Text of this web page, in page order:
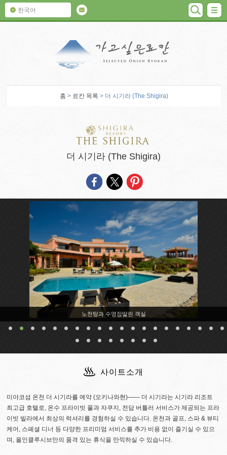
한국어 검색
홈 > 료칸 목록 > 더 시기라 (The Shigira)
더 시기라 (The Shigira)
노천탕과 수영장딸린 객실
사이트소개
미야코섬 온천 더 시기라를 예약 (오키나와현)―― 더 시기라는 시기라 리조트
최고급 호텔로, 온수 프라이빗 풀과 자쿠지, 전담 버틀러 서비스가 제공되는 프라
이빗 빌라에서 최상의 럭셔리를 경험하실 수 있습니다. 온천과 골프, 스파 & 뷰티
케어, 스페셜 디너 등 다양한 프리미엄 서비스를 추가 비용 없이 즐기실 수 있으
며, 올인클루시브만의 품격 있는 휴식을 만끽하실 수 있습니다.